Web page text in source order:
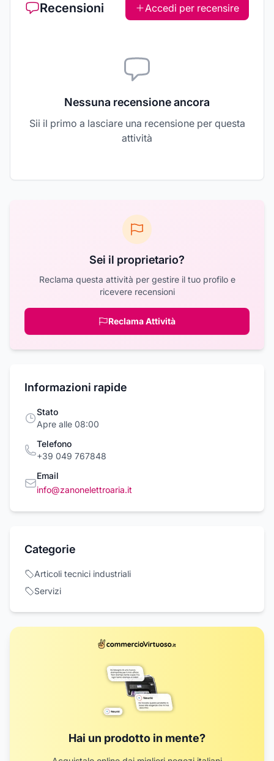
Recensioni Accedi per recensire
Nessuna recensione ancora
Sii il primo a lasciare una recensione per questa
attività
Sei il proprietario?
Reclama questa attività per gestire il tuo profilo e
ricevere recensioni
Reclama Attività
Informazioni rapide
Stato
Apre alle 08:00
Telefono
+39 049 767848
Email
info@zanonelettroaria.it
Categorie
Articoli tecnici industriali
Servizi
Hai un prodotto in mente?